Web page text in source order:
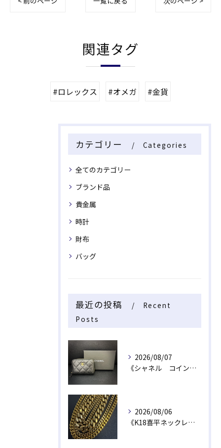
関連タグ
#ロレックス #オメガ #金貨
カテゴリー Categories
全てのカテゴリー
ブランド品
貴金属
時計
財布
バッグ
最近の投稿
Recent
Posts
2026/08/07
《シャネル コインケース》
2026/08/06
《K18喜平ネックレス・ブレスレット》